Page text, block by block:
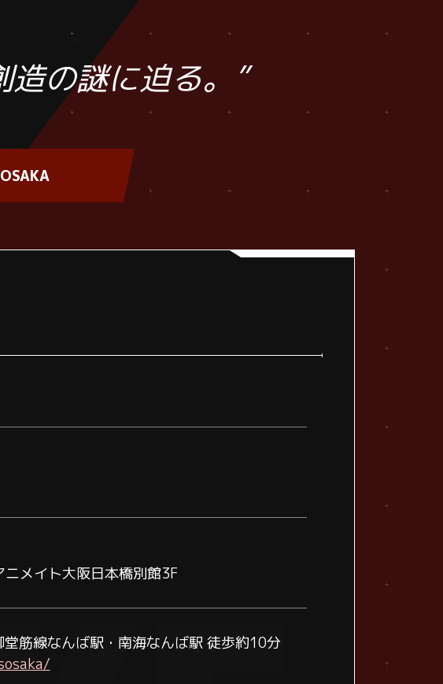
造の謎に迫る。”
OSAKA
メイト大阪日本橋別館3F
筋線なんば駅・南海なんば駅徒歩約10分